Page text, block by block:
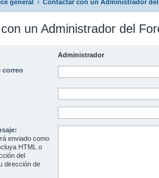
general Contactar con un Administrador
un Administrador del
Administrador
correo
enviado como
HTML o
del
dirección de